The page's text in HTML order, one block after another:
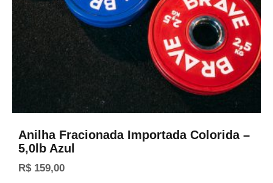
Anilha Fracionada Importada Colorida –
5,0lb Azul
R$159,00